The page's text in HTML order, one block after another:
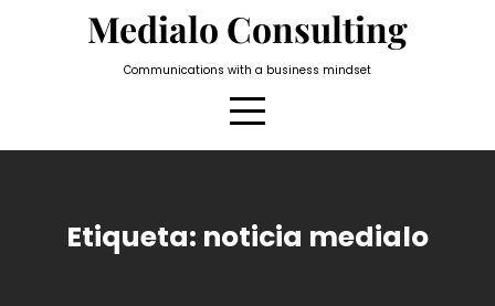
Medialo Consulting
Communications with a business mindset
Etiqueta: noticia medialo